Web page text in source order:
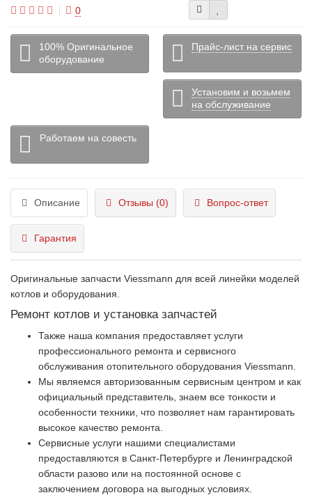
0
100% Оригинальное
оборудование
Прайс-лист на сервис
Установим и возьмем
на обслуживание
Работаем на совесть
Описание Отзывы (0) Вопрос-ответ
Гарантия
Оригинальные запчасти Viessmann для всей линейки моделей
котлов и оборудования.
Ремонт котлов и установка запчастей
Также наша компания предоставляет услуги
профессионального ремонта и сервисного
обслуживания отопительного оборудования Viessmann.
Мы являемся авторизованным сервисным центром и как
официальный представитель, знаем все тонкости и
особенности техники, что позволяет нам гарантировать
высокое качество ремонта.
Сервисные услуги нашими специалистами
предоставляются в Санкт-Петербурге и Ленинградской
области разово или на постоянной основе с
заключением договора на выгодных условиях.